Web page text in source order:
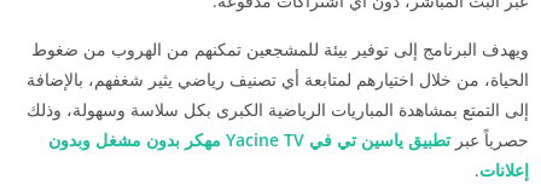
ويهدف البرنامج إلى توفير بيئة للمشجعين تمكنهم من الهروب من ضغوط
الحياة، من خلال اختيارهم لمتابعة أي تصنيف رياضي يثير شغفهم، بالإضافة
إلى التمتع بمشاهدة المباريات الرياضية الكبرى بكل سلاسة وسهولة، وذلك
حصرياً عبر
تطبيق ياسين تي في Yacine TV مهكر بدون مشغل وبدون
إعلانات.